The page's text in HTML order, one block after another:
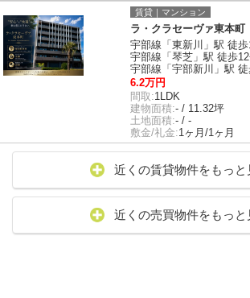
賃貸｜マンション
ラ・クラセーヴァ東本町
宇部線「東新川」駅 徒歩
宇部線「琴芝」駅 徒歩
宇部線「宇部新川」駅 徒
6.2万円
間取:1LDK
建物面積:- / 11.32坪
土地面積:- / -
敷金/礼金:1ヶ月/1ヶ月
近くの賃貸物件をもっと
近くの売買物件をもっと